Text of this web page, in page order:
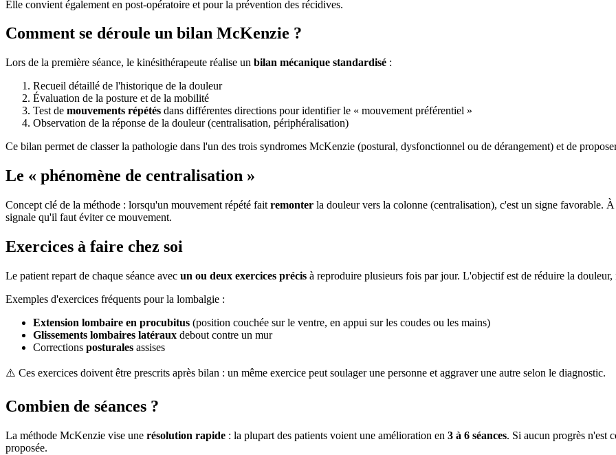
Elle convient également en post-opératoire et pour la prévention des récidives.
Comment se déroule un bilan McKenzie ?
Lors de la première séance, le kinésithérapeute réalise un bilan mécanique standardisé :
Recueil détaillé de l'historique de la douleur
Évaluation de la posture et de la mobilité
Test de mouvements répétés dans différentes directions pour identifier le « mouvement préférentiel »
Observation de la réponse de la douleur (centralisation, périphéralisation)
Ce bilan permet de classer la pathologie dans l'un des trois syndromes McKenzie (postural, dysfonctionnel ou de dérangement) et de
Le « phénomène de centralisation »
Concept clé de la méthode : lorsqu'un mouvement répété fait remonter la douleur vers la colonne (centralisation), c'est un signe favorable.
signale qu'il faut éviter ce mouvement.
Exercices à faire chez soi
Le patient repart de chaque séance avec un ou deux exercices précis à reproduire plusieurs fois par jour. L'objectif est de réduire la
Exemples d'exercices fréquents pour la lombalgie :
Extension lombaire en procubitus (position couchée sur le ventre, en appui sur les coudes ou les mains)
Glissements lombaires latéraux debout contre un mur
Corrections posturales assises
⚠️ Ces exercices doivent être prescrits après bilan : un même exercice peut soulager une personne et aggraver une autre selon le diagnostic.
Combien de séances ?
La méthode McKenzie vise une résolution rapide : la plupart des patients voient une amélioration en 3 à 6 séances. Si aucun progrès n'est
proposée.